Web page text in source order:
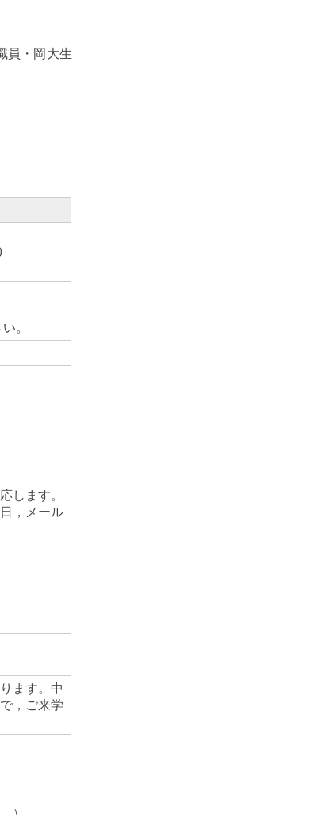
員・岡大生
。
します。
，メール
ます。中
，ご来学